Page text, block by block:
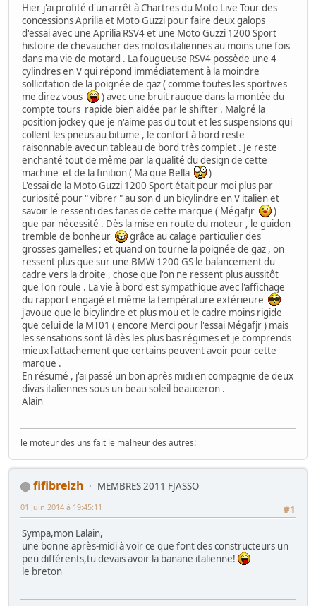
Hier j'ai profité d'un arrêt à Chartres du Moto Live Tour des
concessions Aprilia et Moto Guzzi pour faire deux galops
d'essai avec une Aprilia RSV4 et une Moto Guzzi 1200 Sport
histoire de chevaucher des motos italiennes au moins une fois
dans ma vie de motard . La fougueuse RSV4 possède une 4
cylindres en V qui répond immédiatement à la moindre
sollicitation de la poignée de gaz ( comme toutes les sportives
me direz vous
) avec une bruit rauque dans la montée du
compte tours rapide bien aidée par le shifter . Malgré la
position jockey que je n'aime pas du tout et les suspensions qui
collent les pneus au bitume , le confort à bord reste
raisonnable avec un tableau de bord très complet . Je reste
enchanté tout de même par la qualité du design de cette
machine et de la finition ( Ma que Bella
)
L'essai de la Moto Guzzi 1200 Sport était pour moi plus par
curiosité pour " vibrer " au son d'un bicylindre en V italien et
savoir le ressenti des fanas de cette marque ( Mégafjr
)
que par nécessité . Dès la mise en route du moteur , le guidon
tremble de bonheur
grâce au calage particulier des
grosses gamelles ; et quand on tourne la poignée de gaz , on
ressent plus que sur une BMW 1200 GS le balancement du
cadre vers la droite , chose que l'on ne ressent plus aussitôt
que l'on roule . La vie à bord est sympathique avec l'affichage
du rapport engagé et même la température extérieure
j'avoue que le bicylindre et plus mou et le cadre moins rigide
que celui de la MT01 ( encore Merci pour l'essai Mégafjr ) mais
les sensations sont là dès les plus bas régimes et je comprends
mieux l'attachement que certains peuvent avoir pour cette
marque .
En résumé , j'ai passé un bon après midi en compagnie de deux
divas italiennes sous un beau soleil beauceron .
Alain
le moteur des uns fait le malheur des autres!
fifibreizh
MEMBRES 2011 FJASSO
#1
01 Juin 2014 à 19:45:11
Sympa,mon Lalain,
une bonne après-midi à voir ce que font des constructeurs un
peu différents,tu devais avoir la banane italienne!
le breton